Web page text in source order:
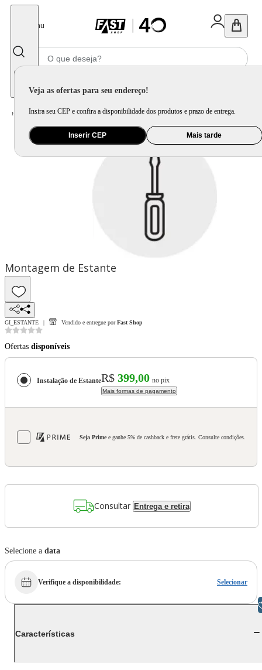
Menu
Veja as ofertas para seu endereço!
Insira seu CEP e confira a disponibilidade dos produtos e prazo de entrega.
Inserir CEP Mais tarde
Home Serviços / Operacional / Instalação / Instalação de Estante
Montagem de Estante
GI_ESTANTE Vendido e entregue por Fast Shop
Ofertas disponíveis
Instalação de EstanteR$ 399,00 no pix
Mais formas de pagamento
Seja Prime e ganhe 5% de cashback e frete grátis. Consulte condições.
Consultar Entrega e retira
Selecione a data
Verifique a disponibilidade: Selecionar
Características
Libras